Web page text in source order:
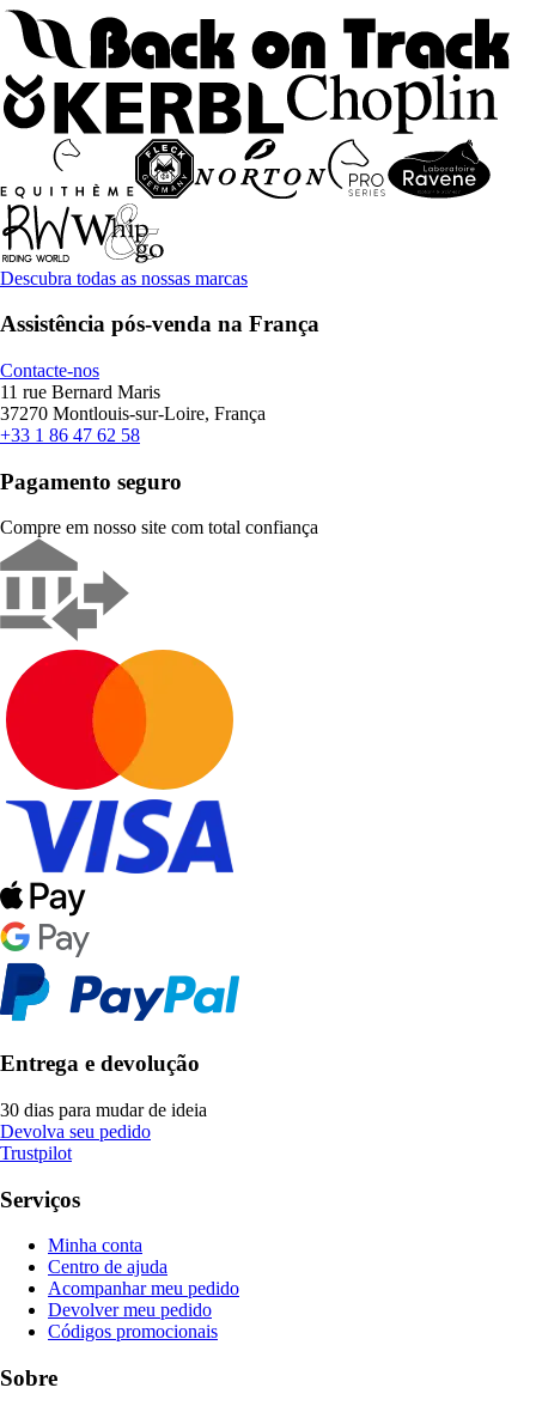
Descubra todas as nossas marcas
Assistência pós-venda na França
Contacte-nos
11 rue Bernard Maris
37270 Montlouis-sur-Loire, França
+33 1 86 47 62 58
Pagamento seguro
Compre em nosso site com total confiança
Entrega e devolução
30 dias para mudar de ideia
Devolva seu pedido
Trustpilot
Serviços
Minha conta
Centro de ajuda
Acompanhar meu pedido
Devolver meu pedido
Códigos promocionais
Sobre